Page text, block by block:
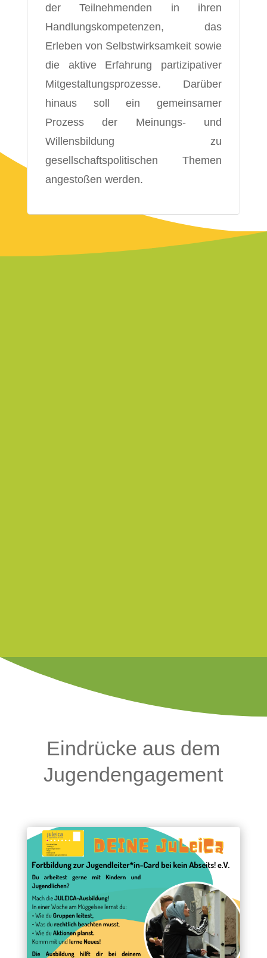
der Teilnehmenden in ihren
Handlungskompetenzen, das
Erleben von Selbstwirksamkeit sowie
die aktive Erfahrung partizipativer
Mitgestaltungsprozesse. Darüber
hinaus soll ein gemeinsamer
Prozess der Meinungs- und
Willensbildung zu
gesellschaftspolitischen Themen
angestoßen werden.
Eindrücke aus dem
Jugendengagement